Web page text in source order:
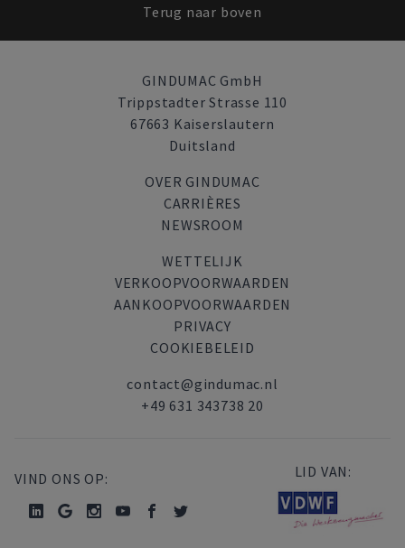
Terug naar boven
GINDUMAC GmbH
Trippstadter Strasse 110
67663 Kaiserslautern
Duitsland
OVER GINDUMAC
CARRIÈRES
NEWSROOM
WETTELIJK
VERKOOPVOORWAARDEN
AANKOOPVOORWAARDEN
PRIVACY
COOKIEBELEID
contact@gindumac.nl
+49 631 343738 20
VIND ONS OP: LID VAN: